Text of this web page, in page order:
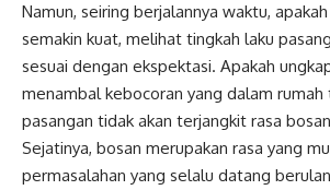
Namun, seiring berjalannya waktu,
semakin kuat, melihat tingkah laku
sesuai dengan ekspektasi. Apakah
menambal kebocoran yang dalam rumah
pasangan tidak akan terjangkit rasa
Sejatinya, bosan merupakan rasa yang
permasalahan yang selalu datang